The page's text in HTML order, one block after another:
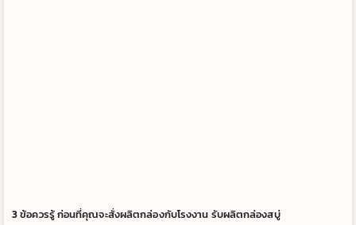
3 ข้อควรรู้ ก่อนที่คุณจะสั่งผลิตกล่องกับโรงงาน รับผลิตกล่องสบู่